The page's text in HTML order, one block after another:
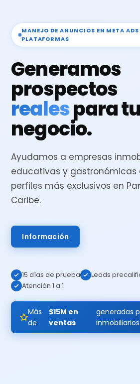
MANEJO DE ANUNCIOS EN META
PLATAFORMAS
Generamos
prospectos
realespara tu
negocio.
Ayudamos a empresas
educativas y gastronómicas
perfiles más exclusivos en
Caribe.
Información
15 días de prueba
Leads
Atención 1 a 1
Más
de
$15M en
ventas
generadas
inmobiliarios